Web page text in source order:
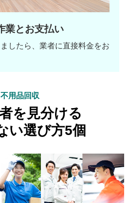
業とお支払い
したら、業者に直接料金をお
不用品回収
を見分ける
い選び方5個